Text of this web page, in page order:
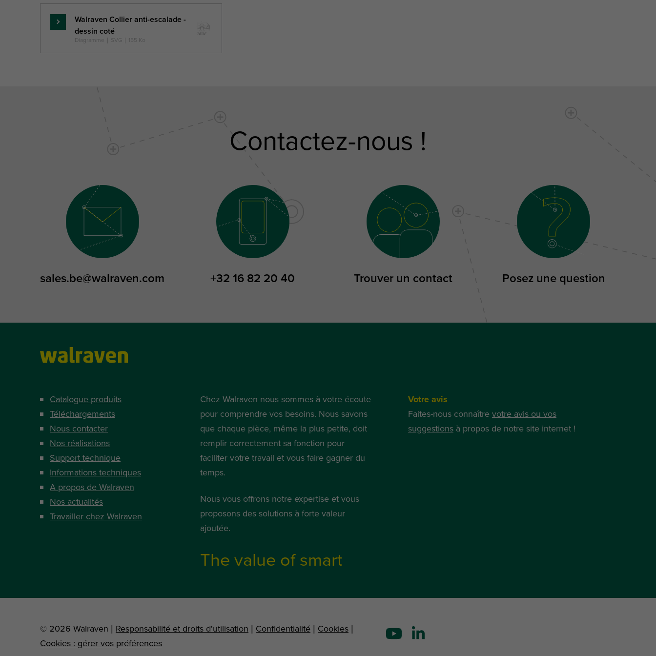
savoir
plus
Walraven Collier anti-escalade -
dessin coté
Diagramme SVG 155 Ko
Contactez-nous !
sales.be@walraven.com +32 16 82 20 40 Trouver un contact Posez une question
Catalogue produits
Téléchargements
Nous contacter
Nos réalisations
Support technique
Informations techniques
A propos de Walraven
Nos actualités
Travailler chez Walraven
Chez Walraven nous sommes à votre écoute
pour comprendre vos besoins. Nous savons
que chaque pièce, même la plus petite, doit
remplir correctement sa fonction pour
faciliter votre travail et vous faire gagner du
temps.
Nous vous offrons notre expertise et vous
proposons des solutions à forte valeur
ajoutée.
The value of smart
Votre avis
Faites-nous connaître votre avis ou vos
suggestionsà propos de notre site internet !
© 2026 Walraven | Responsabilité et droits d'utilisation | Confidentialité | Cookies |
Cookies : gérer vos préférences